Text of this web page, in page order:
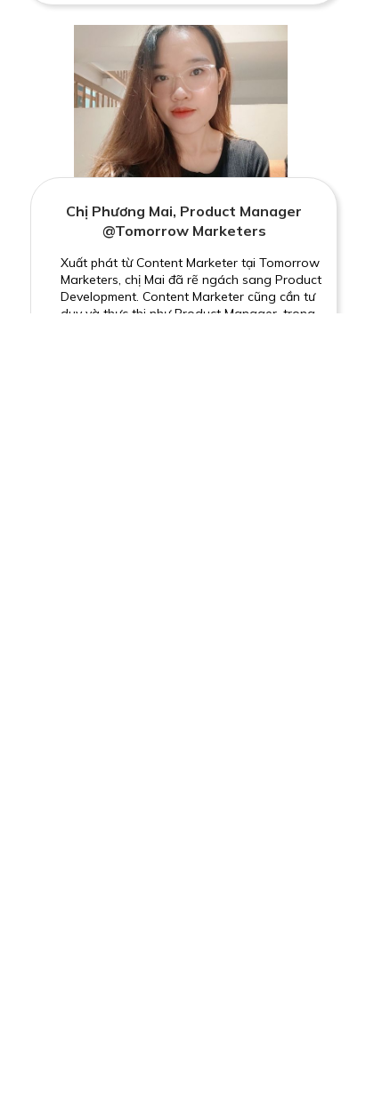
Xuất phát từ Content Marketer tại Tomorrow
Marketers, chị Mai đã rẽ ngách sang Product
Development. Content Marketer cũng cần tư
duy và thực thi như Product Manager, trong
Chị Phương Mai, Product Manager
@Tomorrow Marketers